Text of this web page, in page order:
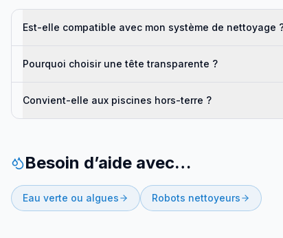
Est-elle compatible avec mon système de nettoyage
Pourquoi choisir une tête transparente ?
Convient-elle aux piscines hors-terre ?
Besoin d’aide avec…
Eau verte ou algues Robots nettoyeurs